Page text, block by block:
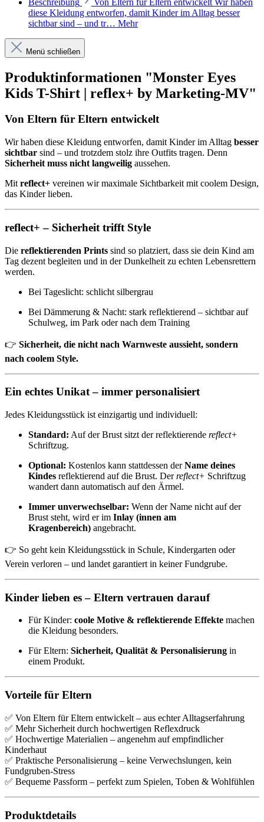
diese Kleidung entworfen, damit Kinder im Alltag besser
sichtbar sind – und tr… Mehr
Menü schließen
Produktinformationen "Monster Eyes
Kids T-Shirt | reflex+ by Marketing-MV"
Von Eltern für Eltern entwickelt
Wir haben diese Kleidung entworfen, damit Kinder im Alltag besser
sichtbar sind – und trotzdem stolz ihre Outfits tragen. Denn
Sicherheit muss nicht langweilig aussehen.
Mit reflect+ vereinen wir maximale Sichtbarkeit mit coolem Design,
das Kinder lieben.
reflect+ – Sicherheit trifft Style
Die reflektierenden Prints sind so platziert, dass sie dein Kind am
Tag dezent begleiten und in der Dunkelheit zu echten Lebensrettern
werden.
Bei Tageslicht: schlicht silbergrau
Bei Dämmerung & Nacht: stark reflektierend – sichtbar auf
Schulweg, im Park oder nach dem Training
👉 Sicherheit, die nicht nach Warnweste aussieht, sondern
nach coolem Style.
Ein echtes Unikat – immer personalisiert
Jedes Kleidungsstück ist einzigartig und individuell:
Standard: Auf der Brust sitzt der reflektierende reflect+
Schriftzug.
Optional: Kostenlos kann stattdessen derName deines
Kindes reflektierend auf die Brust. Derreflect+ Schriftzug
wandert dann automatisch auf den Ärmel.
Immer unverwechselbar: Wenn der Name nicht auf der
Brust steht, wird er im Inlay (innen am
Kragenbereich) angebracht.
👉 So geht kein Kleidungsstück in Schule, Kindergarten oder
Verein verloren – und landet garantiert in keiner Fundgrube.
Kinder lieben es – Eltern vertrauen darauf
Für Kinder: coole Motive & reflektierende Effekte machen
die Kleidung besonders.
Für Eltern: Sicherheit, Qualität & Personalisierung in
einem Produkt.
Vorteile für Eltern
✅ Von Eltern für Eltern entwickelt – aus echter Alltagserfahrung
✅ Mehr Sicherheit durch hochwertigen Reflexdruck
✅ Hochwertige Materialien – angenehm auf empfindlicher
Kinderhaut
✅ Praktische Personalisierung – keine Verwechslungen, kein
Fundgruben-Stress
✅ Bequeme Passform – perfekt zum Spielen, Toben & Wohlfühlen
Produktdetails